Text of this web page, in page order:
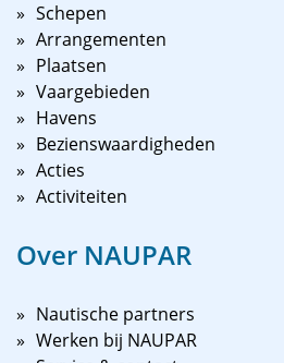
Schepen
Arrangementen
Plaatsen
Vaargebieden
Havens
Bezienswaardigheden
Acties
Activiteiten
Over NAUPAR
Nautische partners
Werken bij NAUPAR